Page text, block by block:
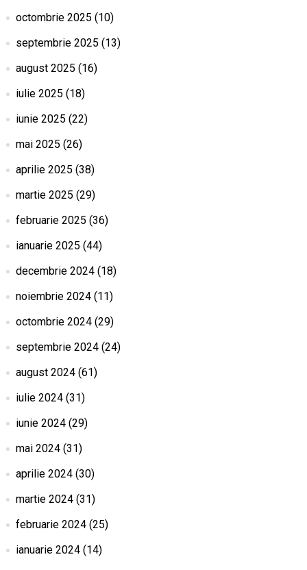
octombrie 2025 (10)
septembrie 2025 (13)
august 2025 (16)
iulie 2025 (18)
iunie 2025 (22)
mai 2025 (26)
aprilie 2025 (38)
martie 2025 (29)
februarie 2025 (36)
ianuarie 2025 (44)
decembrie 2024(18)
noiembrie 2024(11)
octombrie 2024(29)
septembrie 2024(24)
august 2024(61)
iulie 2024(31)
iunie 2024(29)
mai 2024(31)
aprilie 2024(30)
martie 2024(31)
februarie 2024(25)
ianuarie 2024(14)